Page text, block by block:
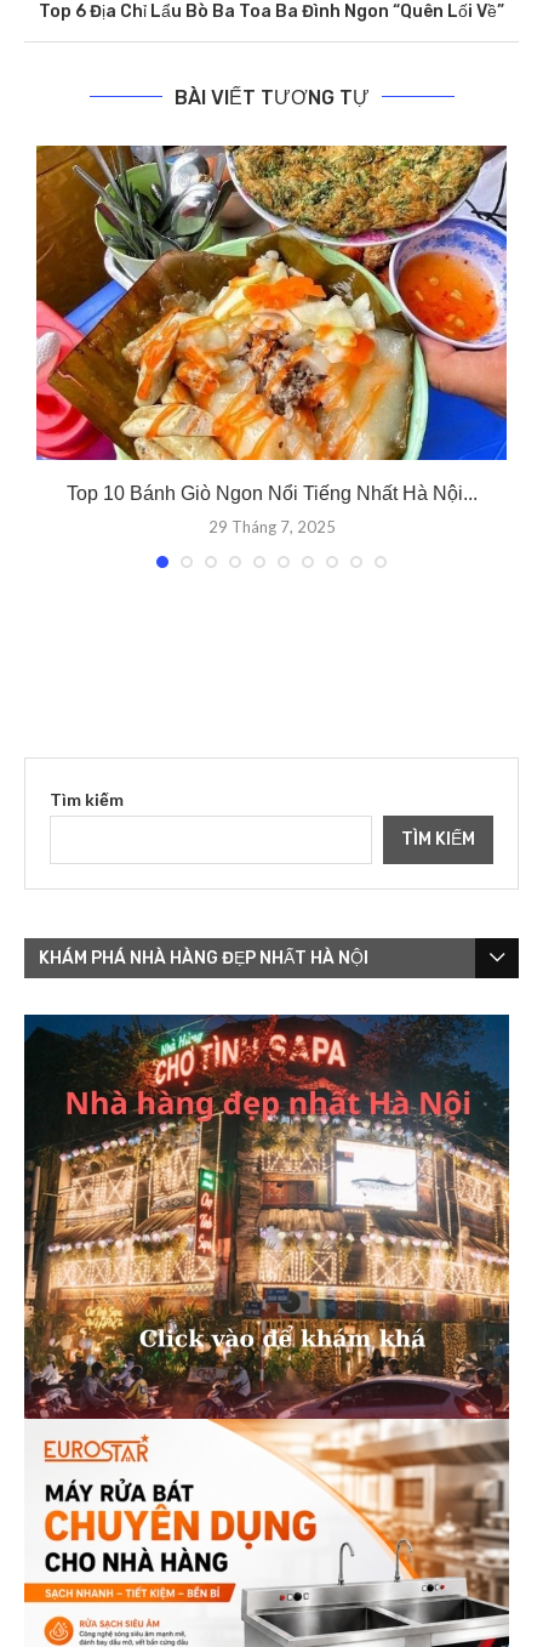
Top 6 Địa Chỉ Lẩu Bò Ba Toa Ba Đình Ngon “Quên Lối Về”
BÀI VIẾT TƯƠNG TỰ
Top 10 Bánh Giò Ngon Nổi Tiếng Nhất Hà Nội...
29 Tháng 7, 2025
Tìm kiếm
TÌM KIẾM
KHÁM PHÁ NHÀ HÀNG ĐẸP NHẤT HÀ NỘI